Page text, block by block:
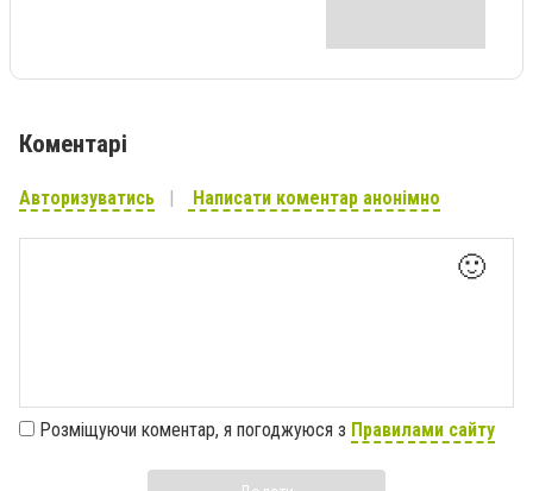
Коментарі
Авторизуватись Написати коментар анонімно
🙂
Розміщуючи коментар, я погоджуюся з Правилами сайту